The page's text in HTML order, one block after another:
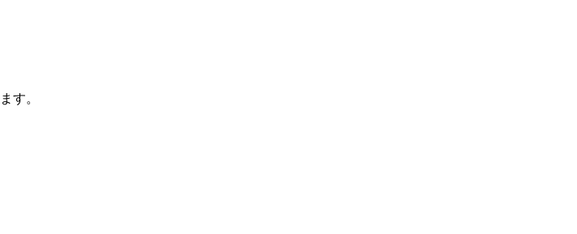
す。